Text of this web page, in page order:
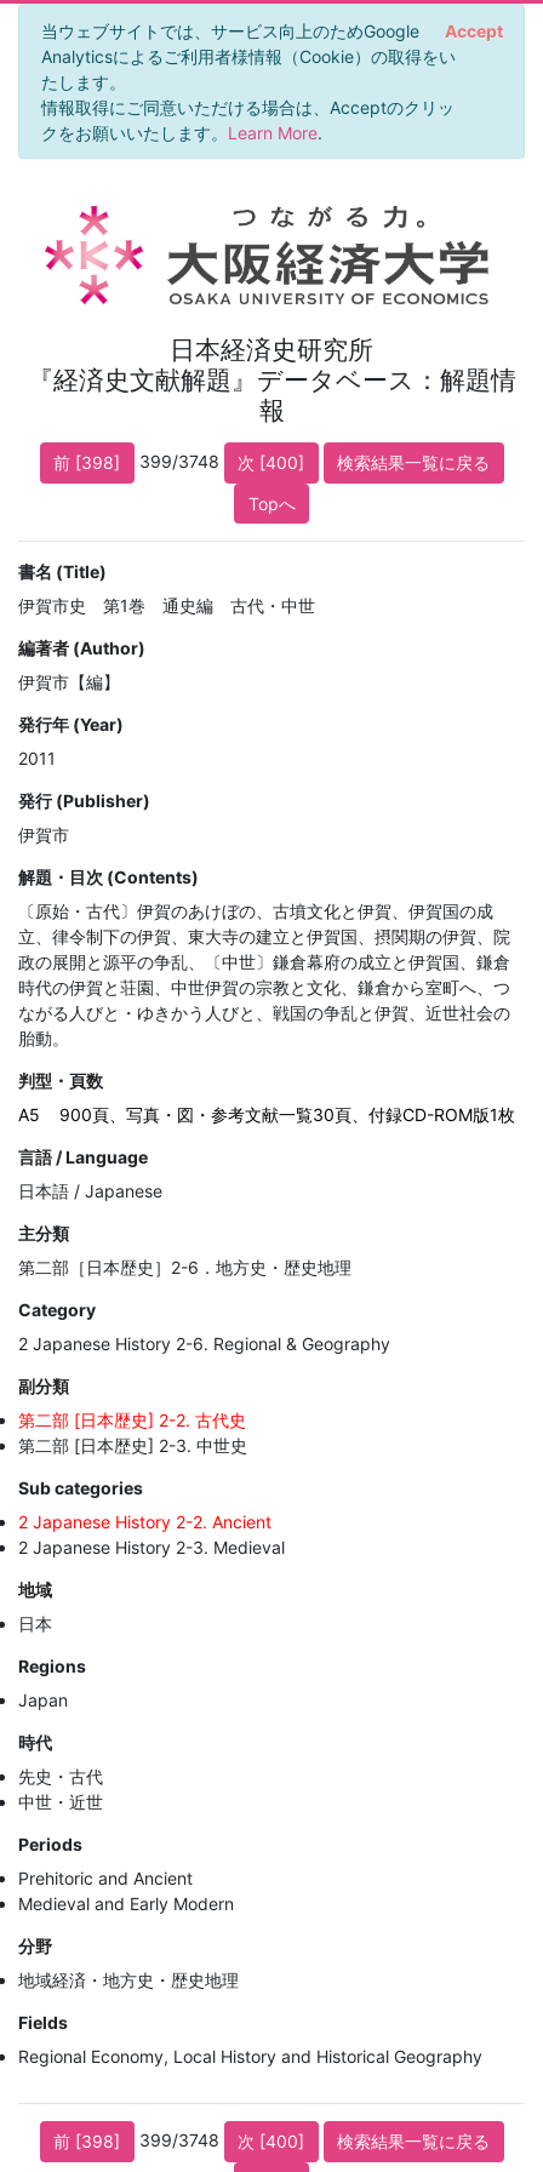
当ウェブサイトでは、サービス向上のためGoogle
Analyticsによるご利用者様情報（Cookie）の取得をい
たします。
情報取得にご同意いただける場合は、Acceptのクリッ
クをお願いいたします。 Learn More.
Accept
日本経済史研究所
『経済史文献解題』データベース：解題情
報
前 [398] 399/3748 次 [400]
検索結果一覧に戻る
Topへ
書名 (Title)
伊賀市史 第1巻 通史編 古代・中世
編著者 (Author)
伊賀市【編】
発行年 (Year)
2011
発行 (Publisher)
伊賀市
解題・目次 (Contents)
〔原始・古代〕伊賀のあけぼの、古墳文化と伊賀、伊賀国の成
立、律令制下の伊賀、東大寺の建立と伊賀国、摂関期の伊賀、院
政の展開と源平の争乱、〔中世〕鎌倉幕府の成立と伊賀国、鎌倉
時代の伊賀と荘園、中世伊賀の宗教と文化、鎌倉から室町へ、つ
ながる人びと・ゆきかう人びと、戦国の争乱と伊賀、近世社会の
胎動。
判型・頁数
A5
900頁、写真・図・参考文献一覧30頁、付録CD-ROM版1枚
言語 / Language
日本語 / Japanese
主分類
第二部［日本歴史］2-6．地方史・歴史地理
Category
2 Japanese History 2-6. Regional & Geography
副分類
第二部 [日本歴史] 2-2. 古代史
第二部 [日本歴史] 2-3. 中世史
Sub categories
2 Japanese History 2-2. Ancient
2 Japanese History 2-3. Medieval
地域
日本
Regions
Japan
時代
先史・古代
中世・近世
Periods
Prehitoric and Ancient
Medieval and Early Modern
分野
地域経済・地方史・歴史地理
Fields
Regional Economy, Local History and Historical Geography
前 [398] 399/3748 次 [400]
検索結果一覧に戻る